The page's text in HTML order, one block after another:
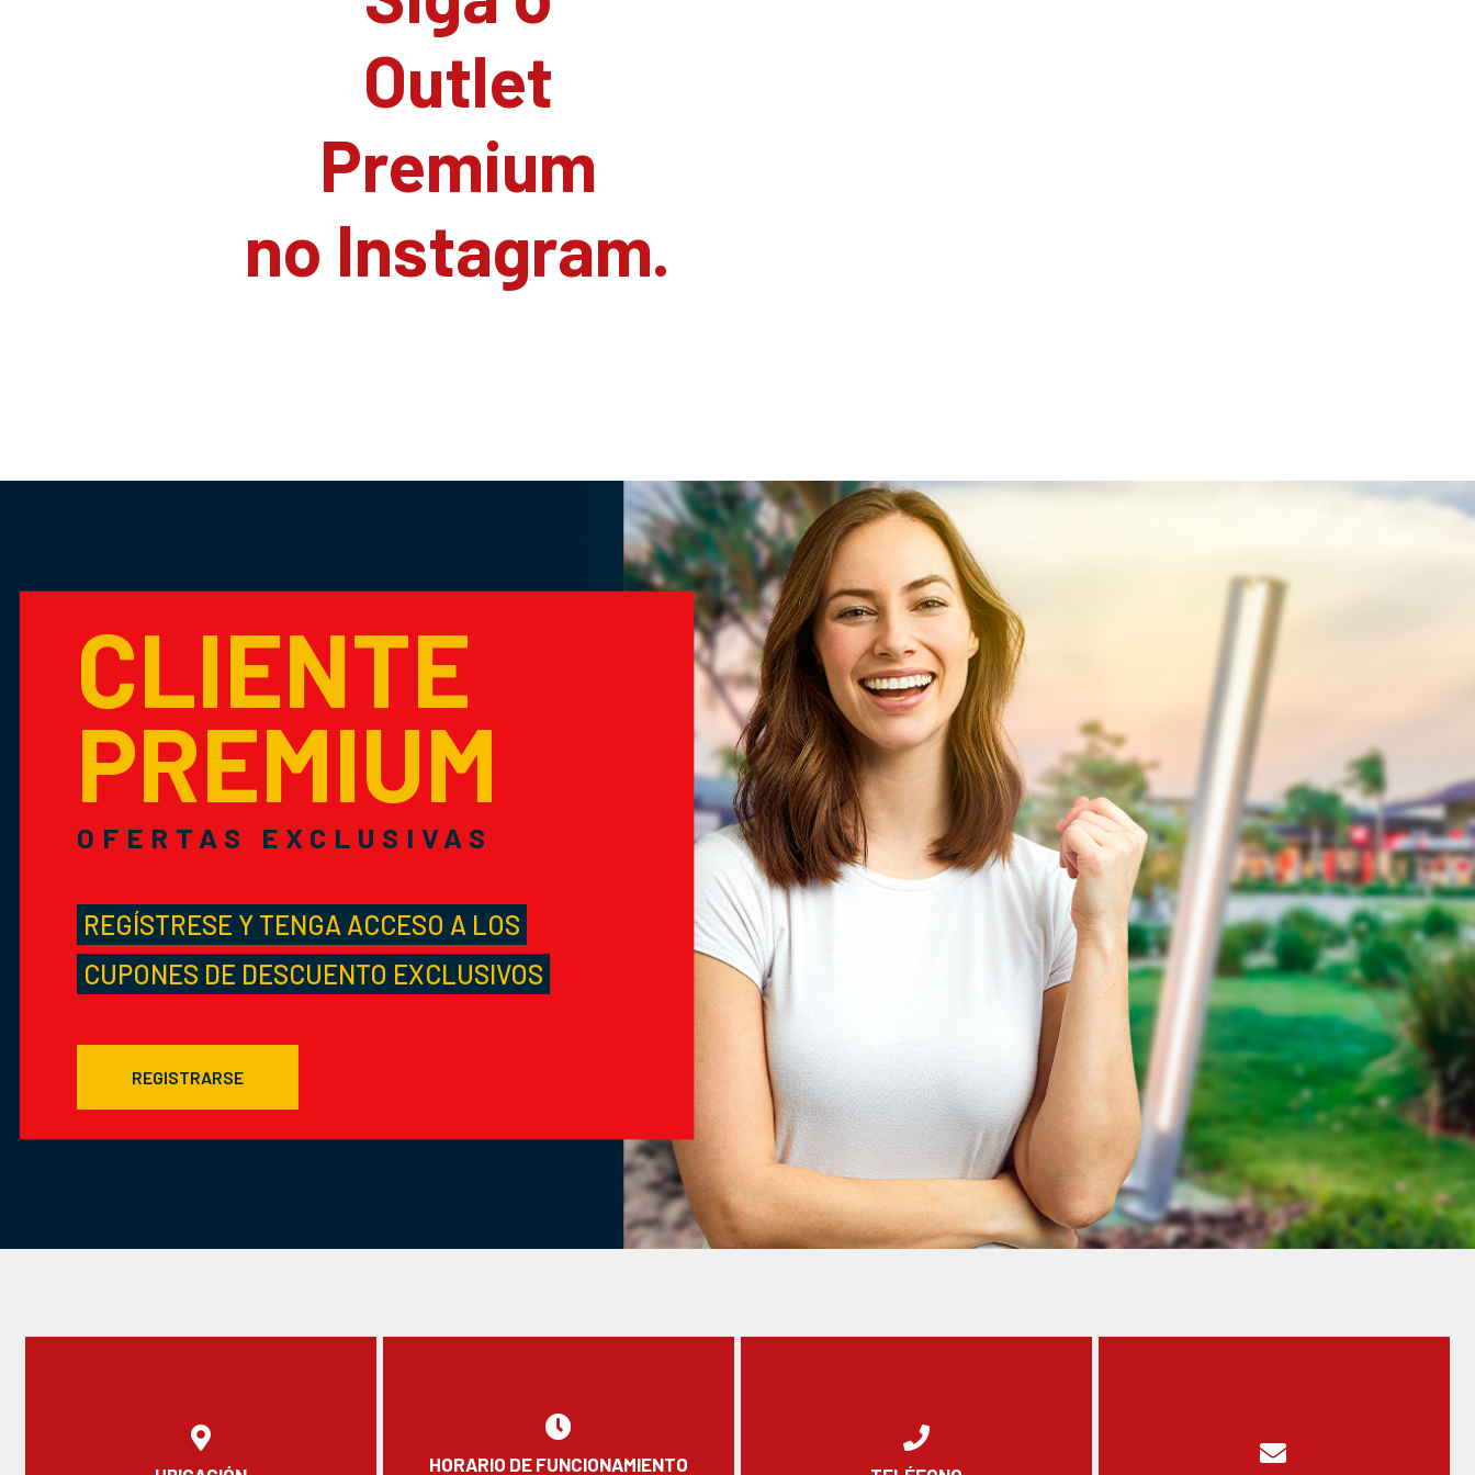
Outlet
Premium
no Instagram.
CLIENTE
PREMIUM
OFERTAS EXCLUSIVAS
REGÍSTRESE Y TENGA ACCESO A LOS
CUPONES DE DESCUENTO EXCLUSIVOS
REGISTRARSE
HORARIO DE FUNCIONAMIENTO